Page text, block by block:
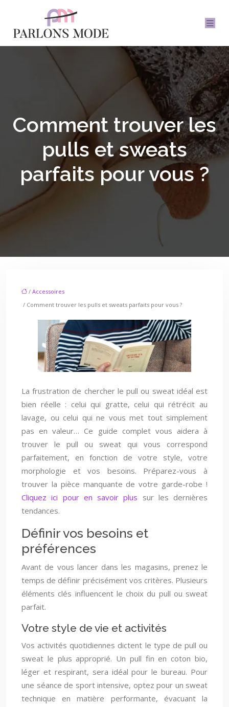
Comment trouver les
pulls et sweats
parfaits pour vous ?
/ Accessoires
/ Comment trouver les pulls et sweats parfaits pour vous ?
La frustration de chercher le pull ou sweat idéal est
bien réelle : celui qui gratte, celui qui rétrécit au
lavage, ou celui qui ne vous met tout simplement
pas en valeur… Ce guide complet vous aidera à
trouver le pull ou sweat qui vous correspond
parfaitement, en fonction de votre style, votre
morphologie et vos besoins. Préparez-vous à
trouver la pièce manquante de votre garde-robe !
Cliquez ici pour en savoir plus sur les dernières
tendances.
Définir vos besoins et
préférences
Avant de vous lancer dans les magasins, prenez le
temps de définir précisément vos critères. Plusieurs
éléments clés influencent le choix du pull ou sweat
parfait.
Votre style de vie et activités
Vos activités quotidiennes dictent le type de pull ou
sweat le plus approprié. Un pull fin en coton bio,
léger et respirant, sera idéal pour le bureau. Pour
une séance de sport intensive, optez pour un sweat
technique en matière performante, évacuant la